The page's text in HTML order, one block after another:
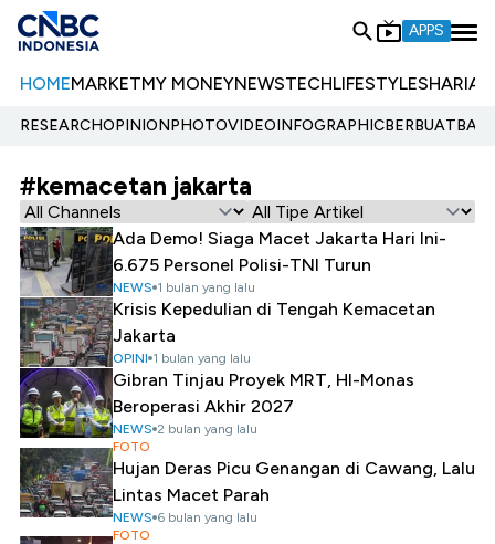
APPS
HOMEMARKETMY MONEYNEWSTECHLIFESTYLESHARIA
RESEARCHOPINIONPHOTOVIDEOINFOGRAPHIC
#kemacetan jakarta
Ada Demo! Siaga Macet Jakarta Hari Ini-
6.675 Personel Polisi-TNI Turun
NEWS 1 bulan yang lalu
Krisis Kepedulian di Tengah Kemacetan
Jakarta
OPINI 1 bulan yang lalu
Gibran Tinjau Proyek MRT, HI-Monas
Beroperasi Akhir 2027
NEWS 2 bulan yang lalu
FOTO
Hujan Deras Picu Genangan di Cawang, Lalu
Lintas Macet Parah
NEWS 6 bulan yang lalu
FOTO